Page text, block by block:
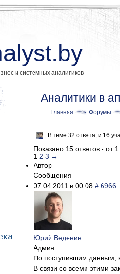
и системных аналитиков
Аналитики в
Главная Форумы
В теме 32 ответа, и 16
Показано 15 ответов - от
1 2 3 →
Автор
Сообщения
07.04.2011 в 00:08 # 6966
Юрий Веденин
Админ
По поступившим данным,
В связи со всеми этими